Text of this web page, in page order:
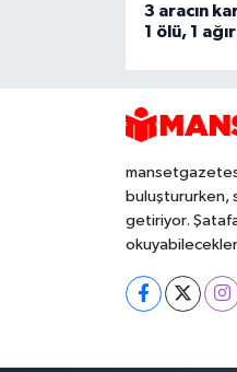
3 aracın
1 ölü, 1
buluştururken,
getiriyor.